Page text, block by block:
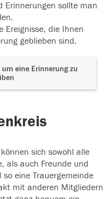
Erinnerungen sollte man
Ereignisse, die Ihnen
geblieben sind.
eine Erinnerung zu
sich sowohl alle
als auch Freunde und
eine Trauergemeinde
mit anderen Mitgliedern